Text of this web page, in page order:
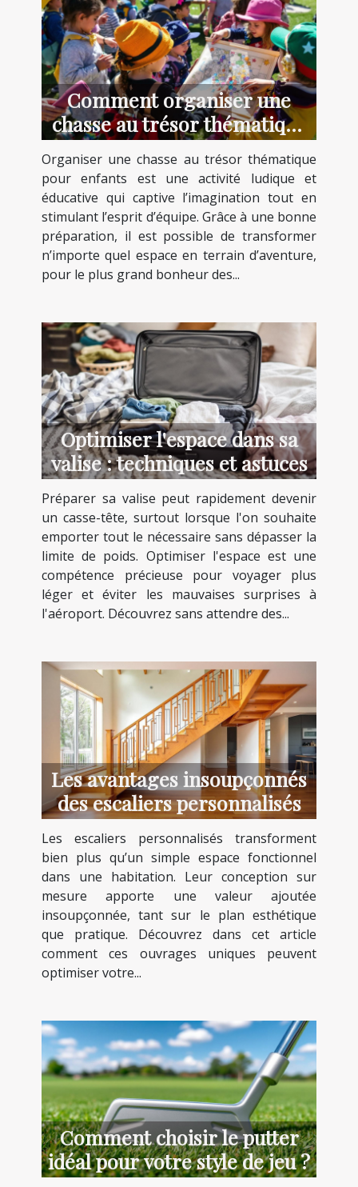
Comment organiser une
chasse au trésor thématique
pour enfants ?
Organiser une chasse au trésor thématique
pour enfants est une activité ludique et
éducative qui captive l’imagination tout en
stimulant l’esprit d’équipe. Grâce à une bonne
préparation, il est possible de transformer
n’importe quel espace en terrain d’aventure,
pour le plus grand bonheur des...
Optimiser l'espace dans sa
valise : techniques et astuces
Préparer sa valise peut rapidement devenir
un casse-tête, surtout lorsque l'on souhaite
emporter tout le nécessaire sans dépasser la
limite de poids. Optimiser l'espace est une
compétence précieuse pour voyager plus
léger et éviter les mauvaises surprises à
l'aéroport. Découvrez sans attendre des...
Les avantages insoupçonnés
des escaliers personnalisés
Les escaliers personnalisés transforment
bien plus qu’un simple espace fonctionnel
dans une habitation. Leur conception sur
mesure apporte une valeur ajoutée
insoupçonnée, tant sur le plan esthétique
que pratique. Découvrez dans cet article
comment ces ouvrages uniques peuvent
optimiser votre...
Comment choisir le putter
idéal pour votre style de jeu ?